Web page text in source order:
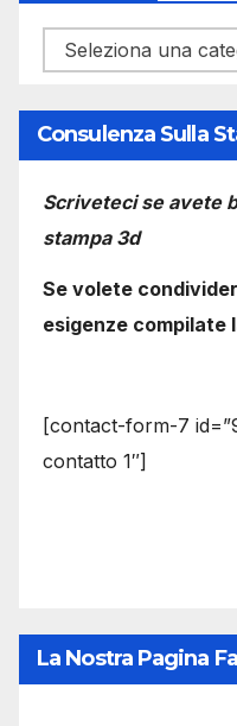
Categorie
Consulenza Sulla
Scriveteci se avete
stampa 3d
Se volete
esigenze compilate
[contact-form-7
contatto 1″]
La Nostra Pagina